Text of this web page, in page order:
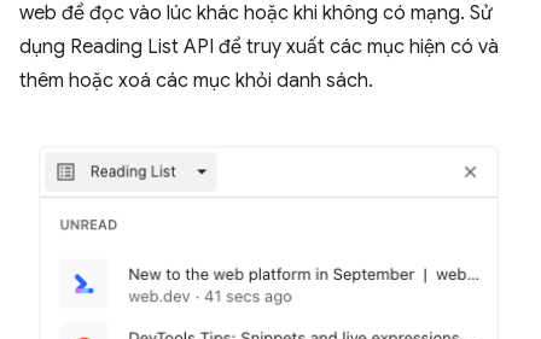
web để đọc vào lúc khác hoặc khi không có mạng. Sử
dụng Reading List API để truy xuất các mục hiện có và
thêm hoặc xoá các mục khỏi danh sách.